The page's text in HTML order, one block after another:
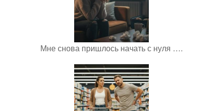
Мне снова пришлось начать с нуля ….